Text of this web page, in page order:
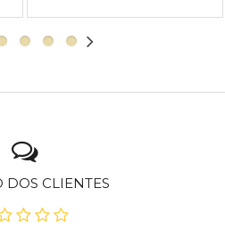
DOS CLIENTES